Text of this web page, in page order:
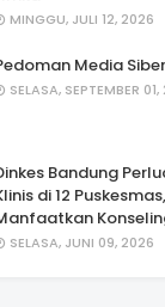
MINGGU, JULI 12, 2026
Media Siber
SELASA, SEPTEMBER
Bandung
di 12
SELASA, JUNI 09, 2026